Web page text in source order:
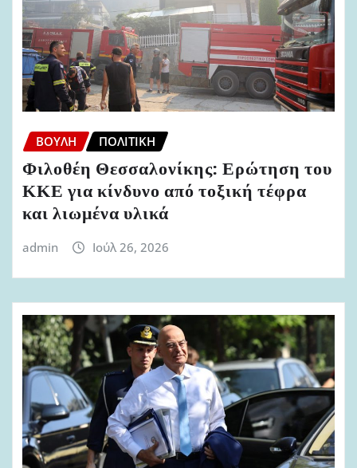
ΒΟΥΛΉ ΠΟΛΙΤΙΚΉ
Φιλοθέη Θεσσαλονίκης: Ερώτηση του
ΚΚΕ για κίνδυνο από τοξική τέφρα
και λιωμένα υλικά
admin Ιούλ 26, 2026